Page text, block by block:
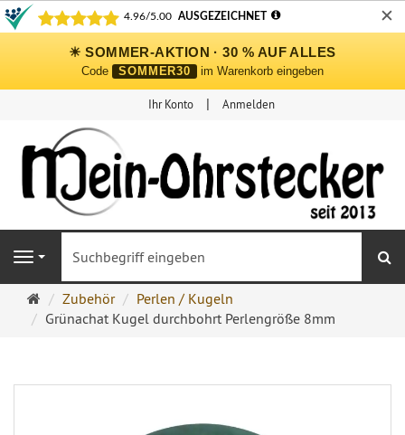
✕
☀ SOMMER-AKTION · 30 % AUF ALLES
Code SOMMER30 im Warenkorb eingeben
Ihr Konto Anmelden
Navigation
Ohrringe
Ohrstecker
Zubehör
Perlen / Kugeln
Grünachat Kugel durchbohrt Perlengröße 8mm